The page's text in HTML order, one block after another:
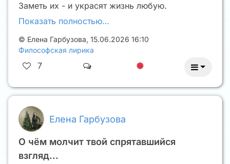
Заметь их - и украсят жизнь любую.
Показать полностью…
© Елена Гарбузова, 15.06.2026 16:10
Философская лирика
7
Елена Гарбузова
О чём молчит твой спрятавшийся
взгляд...